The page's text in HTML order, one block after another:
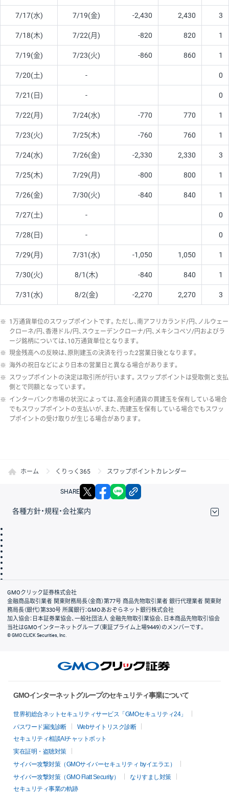
7/17(水) 7/19(金) -2,430 2,430 3
7/18(木) 7/22(月) -820 820 1
7/19(金) 7/23(火) -860 860 1
7/20(土) - 0
7/21(日) - 0
7/22(月) 7/24(水) -770 770 1
7/23(火) 7/25(木) -760 760 1
7/24(水) 7/26(金) -2,330 2,330 3
7/25(木) 7/29(月) -800 800 1
7/26(金) 7/30(火) -840 840 1
7/27(土) - 0
7/28(日) - 0
7/29(月) 7/31(水) -1,050 1,050 1
7/30(火) 8/1(木) -840 840 1
7/31(水) 8/2(金) -2,270 2,270 3
※ 1万通貨単位のスワップポイントです。ただし、南アフリカランド/円、ノルウェー
クローネ/円、香港ドル/円、スウェーデンクローナ/円、メキシコペソ/円およびラ
ージ銘柄については、10万通貨単位となります。
※ 現金残高への反映は、原則建玉の決済を行った2営業日後となります。
※ 海外の祝日などにより日本の営業日と異なる場合があります。
※ スワップポイントの決定は取引所が行います。スワップポイントは受取側と支払
側とで同額となっています。
※ インターバンク市場の状況によっては、高金利通貨の買建玉を保有している場合
でもスワップポイントの支払いが、また、売建玉を保有している場合でもスワッ
プポイントの受け取りが生じる場合があります。
ホーム くりっく365 スワップポイントカレンダー
SHARE X facebook
各種方針・規程・会社案内
会社案内
GMOクリック証券株式会社
金融商品取引業者 関東財務局長（金商）第77号 商品先物取引業者 銀行代理業者 関東財
務局長（銀代）第330号 所属銀行：GMOあおぞらネット銀行株式会社
加入協会：日本証券業協会、一般社団法人 金融先物取引業協会、日本商品先物取引協会
当社はGMOインターネットグループ（東証プライム上場9449）のメンバーです。
© GMO CLICK Securities, Inc.
GMOインターネットグループのセキュリティ事業について
世界初総合ネットセキュリティサービス「GMOセキュリティ24」
パスワード漏洩診断
Webサイトリスク診断
セキュリティ相談AIチャットボット
実在証明・盗聴対策
サイバー攻撃対策（GMOサイバーセキュリティ byイエラエ）
サイバー攻撃対策（GMO Flatt Security）
なりすまし対策
セキュリティ事業の軌跡